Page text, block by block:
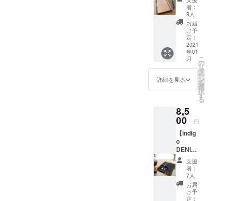
ペン、
万年筆
とも相
性◎で
す。 ※
ボール
ペン
は、サ
イズ見
本用で
すので
返礼品
まれま
せん。
＜仕
様・材
質＞ サ
イズ：
縦
120mm
85mm
厚さ
よい滑
らかさ
の「OK
フール
ス紙」
や竹
100%か
ら作ら
「竹紙
100」
店頭で
も人気
の紙か
ら選ば
せて頂
きま
す。 ＜
仕様・
材質＞
サイ
ズ：B6
サイ
です。
コンパ
クトさ
と記入
できる
容量の
バラン
スが取
店人気
No.1、
用紙
は、在
庫状況
により
変更に
なりま
すこと
をご了
承くだ
さい。
程よい
ていき
ます。
カバン
に入れ
て持ち
運びを
するの
にちょ
い大き
さで
トさと
記入で
きる容
量のバ
ランス
が取れ
た当店
人気
No.1、
B6サイ
ズ。 中
きま
す。
①Refi
mo Gift
setに
は、
「Refi
stick」
、
「Refill
strap」
が１つ
ずつ
入って
いま
す。
Refimo
Stick
は、ア
クセサ
リーの
②こど
も達へ
ノート
を１冊
お贈り
しま
す。 こ
ども達
へ贈る
ノート
いた方
のお名
前（イ
ニシャ
ル）を
記入さ
せて頂
きま
す。
①Refi
mo Gift
イズ）
とお礼
のメッ
セージ
＋こど
も達へ
ノート
１冊】
①レ
ザー
ノート
（A5サ
とお礼
のメッ
セージ
②こど
も達へ
ノート
を１冊
お贈り
しま
す。 こ
ども達
へ贈る
者：
9人
お届
け予
定：
2021
年01
月
詳細を見る
こ
の
リ
タ
ー
ン
を
選
択
す
る
8,5
00 円
【indig
o
DENIM
ノート
（A5サ
イズ）
とお礼
のメッ
セージ
支援
者：
7人
お届
け予
定：